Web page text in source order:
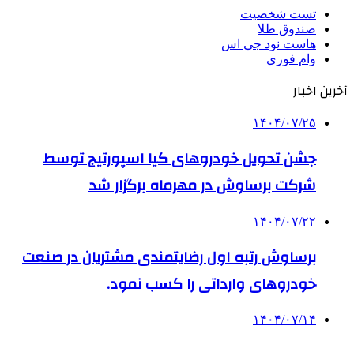
تست شخصیت
صندوق طلا
هاست نود جی اس
وام فوری
آخرین اخبار
۱۴۰۴/۰۷/۲۵
جشن تحویل خودروهای کیا اسپورتیج توسط
شرکت برساوش در مهرماه برگزار شد
۱۴۰۴/۰۷/۲۲
برساوش رتبه اول رضایتمندی مشتریان در صنعت
خودروهای وارداتی را کسب نمود.
۱۴۰۴/۰۷/۱۴